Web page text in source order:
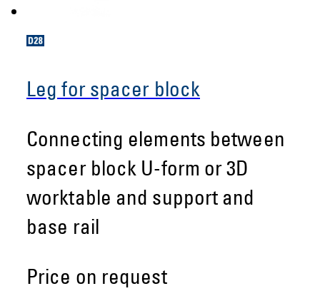
Leg for spacer block
Connecting elements between
spacer block U-form or 3D
worktable and support and
base rail
Price on request